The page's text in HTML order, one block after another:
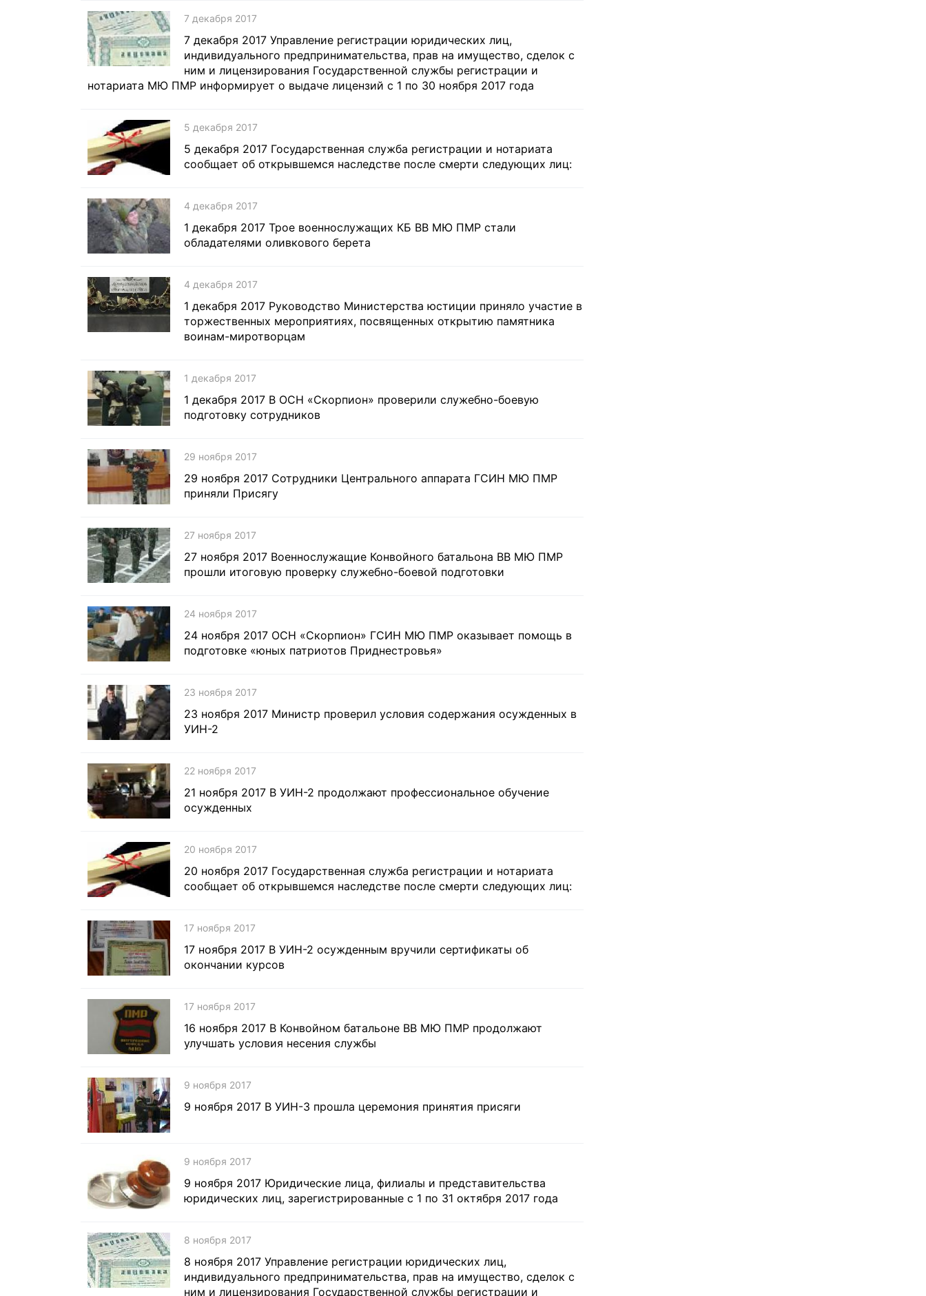
7 декабря 2017
7 декабря 2017 Управление регистрации юридических лиц,
индивидуального предпринимательства, прав на имущество, сделок с
ним и лицензирования Государственной службы регистрации и
нотариата МЮ ПМР информирует о выдаче лицензий с 1 по 30 ноября 2017 года
5 декабря 2017
5 декабря 2017 Государственная служба регистрации и нотариата
сообщает об открывшемся наследстве после смерти следующих лиц:
4 декабря 2017
1 декабря 2017 Трое военнослужащих КБ ВВ МЮ ПМР стали
обладателями оливкового берета
4 декабря 2017
1 декабря 2017 Руководство Министерства юстиции приняло участие в
торжественных мероприятиях, посвященных открытию памятника
воинам-миротворцам
1 декабря 2017
1 декабря 2017 В ОСН «Скорпион» проверили служебно-боевую
подготовку сотрудников
29 ноября 2017
29 ноября 2017 Сотрудники Центрального аппарата ГСИН МЮ ПМР
приняли Присягу
27 ноября 2017
27 ноября 2017 Военнослужащие Конвойного батальона ВВ МЮ ПМР
прошли итоговую проверку служебно-боевой подготовки
24 ноября 2017
24 ноября 2017 ОСН «Скорпион» ГСИН МЮ ПМР оказывает помощь в
подготовке «юных патриотов Приднестровья»
23 ноября 2017
23 ноября 2017 Министр проверил условия содержания осужденных в
УИН-2
22 ноября 2017
21 ноября 2017 В УИН-2 продолжают профессиональное обучение
осужденных
20 ноября 2017
20 ноября 2017 Государственная служба регистрации и нотариата
сообщает об открывшемся наследстве после смерти следующих лиц:
17 ноября 2017
17 ноября 2017 В УИН-2 осужденным вручили сертификаты об
окончании курсов
17 ноября 2017
16 ноября 2017 В Конвойном батальоне ВВ МЮ ПМР продолжают
улучшать условия несения службы
9 ноября 2017
9 ноября 2017 В УИН-3 прошла церемония принятия присяги
9 ноября 2017
9 ноября 2017 Юридические лица, филиалы и представительства
юридических лиц, зарегистрированные с 1 по 31 октября 2017 года
8 ноября 2017
8 ноября 2017 Управление регистрации юридических лиц,
индивидуального предпринимательства, прав на имущество, сделок с
ним и лицензирования Государственной службы регистрации и